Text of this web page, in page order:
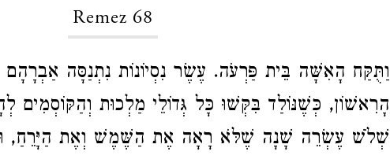
Remez 68
וַתֻּקַּח הָאִשָּׁה בֵּית פַּרְעֹה. עֶשֶׂר נִסְיוֹנוֹת נִתְנַסָּה אַבְרָהָם
הָרִאשׁוֹן, כְּשֶׁנּוֹלַד בִּקְּשׁוּ כָּל גְּדוֹלֵי מַלְכוּת וְהַקּוֹסְמִים
שְׁלֹשׁ עֶשְׂרֵה שָׁנָה שֶׁלֹּא רָאָה אֶת הַשֶּׁמֶשׁ וְאֶת הַיָּרֵחַ,